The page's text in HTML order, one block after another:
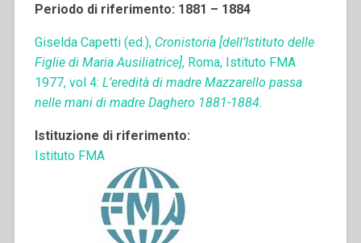
Periodo di riferimento: 1881 – 1884
Giselda Capetti (ed.), Cronistoria [dell’Istituto delle
Figlie di Maria Ausiliatrice], Roma, Istituto FMA
1977, vol 4: L’eredità di madre Mazzarello passa
nelle mani di madre Daghero 1881-1884.
Istituzione di riferimento:
Istituto FMA